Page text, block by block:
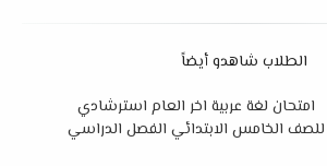
الطلاب شاهدو أيضاً
امتحان لغة عربية اخر العام استرشادي
للصف الخامس الابتدائي الفصل الدراسي